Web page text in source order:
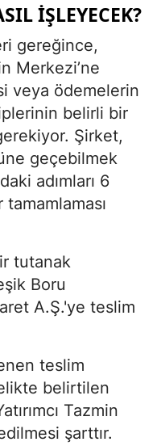
İŞLEYECEK?
gereğince,
Merkezi’ne
veya ödemelerin
belirli bir
Şirket,
geçebilmek
adımları 6
tutanak
Boru
A.Ş.'ye teslim
teslim
belirtilen
Tazmin
şarttır.